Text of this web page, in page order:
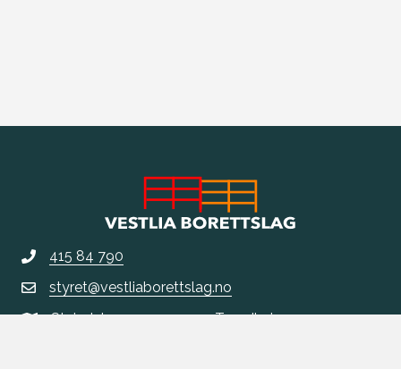
415 84 790
styret@vestliaborettslag.no
Steindalsvegen 14, 7033 Trondheim